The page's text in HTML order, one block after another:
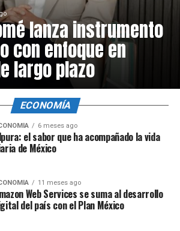
lanza instrumento
con enfoque en
largo plazo
ECONOMÍA
6 meses ago
el sabor que ha acompañado la vida
de México
11 meses ago
Web Services se suma al desarrollo
del país con el Plan México